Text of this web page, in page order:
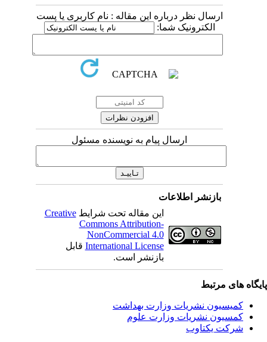
ارسال نظر درباره این مقاله : نام کاربری یا پست
الکترونیک شما:
ارسال پیام به نویسنده مسئول
بازنشر اطلاعات
این مقاله تحت شرایطCreative
Commons Attribution-
NonCommercial 4.0
International Licenseقابل
بازنشر است.
های مرتبط
کمیسیون نشریات وزارت بهداشت
کمسیون نشریات وزارت علوم
شرکت یکتاوب